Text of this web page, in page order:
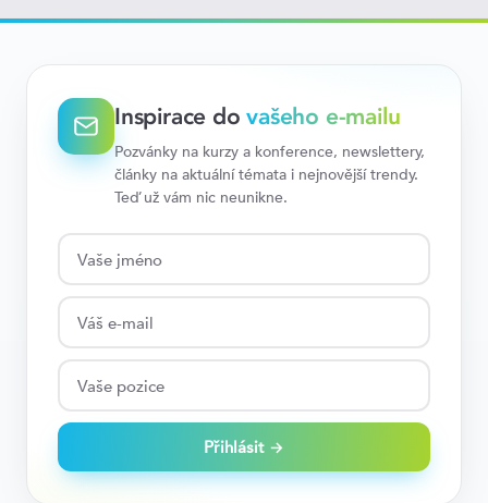
Inspirace dovašeho e-mailu
Pozvánky na kurzy a konference, newslettery,
články na aktuální témata i nejnovější trendy.
Teď už vám nic neunikne.
Přihlásit →